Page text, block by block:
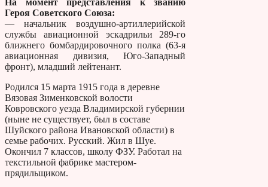
Героя Советского Союза:
— начальник воздушно-артиллерийской
службы авиационной эскадрильи 289-го
ближнего бомбардировочного полка (63-я
авиационная дивизия, Юго-Западный
фронт), младший лейтенант.
Родился 15 марта 1915 года в деревне
Вязовая Зименковской волости
Ковровского уезда Владимирской губернии
(ныне не существует, был в составе
Шуйского района Ивановской области) в
семье рабочих. Русский. Жил в Шуе.
Окончил 7 классов, школу ФЗУ. Работал на
текстильной фабрике мастером-
прядильщиком.